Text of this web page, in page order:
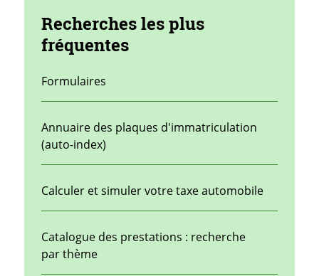
Recherches les plus
fréquentes
Formulaires
Annuaire des plaques d'immatriculation
(auto-index)
Calculer et simuler votre taxe automobile
Catalogue des prestations : recherche
par thème